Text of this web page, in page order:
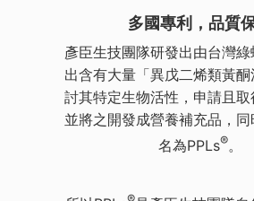
多國專利，品質
彥臣生技團隊研發出由台灣
出含有大量「異戊二烯類黃
討其特定生物活性，申請且取
並將之開發成營養補充品，
名為PPLs®。